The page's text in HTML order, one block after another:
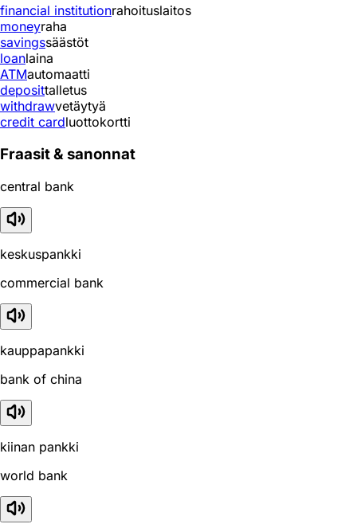
financial institutionrahoituslaitos
moneyraha
savingssäästöt
loanlaina
ATMautomaatti
deposittalletus
withdrawvetäytyä
credit cardluottokortti
Fraasit & sanonnat
central bank
keskuspankki
commercial bank
kauppapankki
bank of china
kiinan pankki
world bank